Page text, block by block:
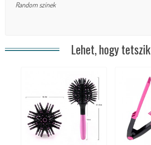
Random színek
Lehet, hogy tetszik